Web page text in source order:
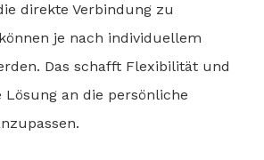
direkte Verbindung zu
je nach individuellem
Das schafft Flexibilität und
an die persönliche